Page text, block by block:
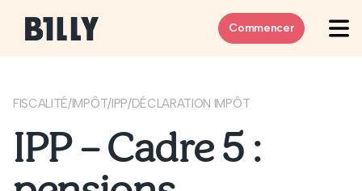
Commencer
FISCALITÉ/IMPÔT/IPP/DÉCLARATION IMPÔT
IPP – Cadre 5 :